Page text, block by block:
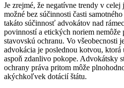
Je zrejmé, že negatívne trendy v
možné bez súčinnosti časti
takáto súčinnosť advokátov nad
povinností a etických noriem nemôže
stavovskú ochranu. Vo všeobecnosti
advokácia je poslednou kotvou,
aspoň zdanlivo pokope. Advokátsky
ochrany práva pritom môže
akýchkoľvek dotácií štátu.